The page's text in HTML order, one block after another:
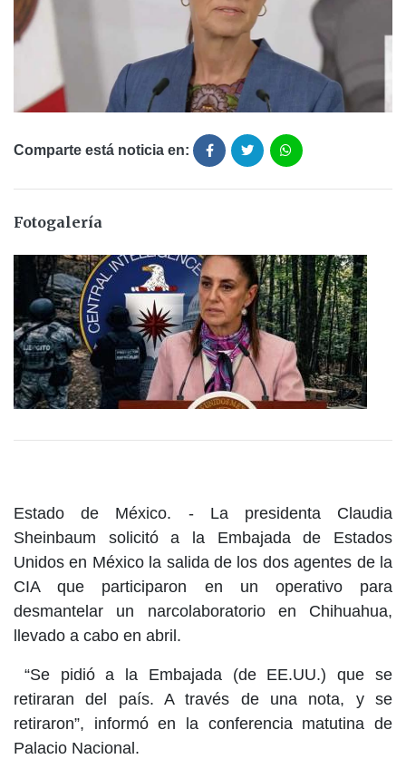
Comparte está noticia en:
Fotogalería
Estado de México. - La presidenta Claudia
Sheinbaum solicitó a la Embajada de Estados
Unidos en México la salida de los dos agentes de la
CIA que participaron en un operativo para
desmantelar un narcolaboratorio en Chihuahua,
llevado a cabo en abril.
“Se pidió a la Embajada (de EE.UU.) que se
retiraran del país. A través de una nota, y se
retiraron”, informó en la conferencia matutina de
Palacio Nacional.